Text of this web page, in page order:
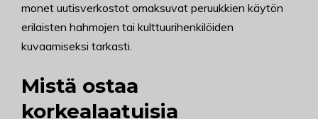
monet uutisverkostot omaksuvat peruukkien käytön
erilaisten hahmojen tai kulttuurihenkilöiden
kuvaamiseksi tarkasti.
Mistä ostaa
korkealaatuisia